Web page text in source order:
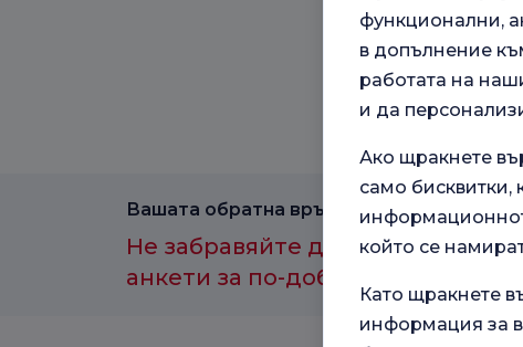
Вашата обратна връзка е важна за нас.
Не забравяйте да участвате в
анкети за по-добро здравно
функционални,
в допълнение
работата на
и да
Ако щракнете
само бисквитки,
който се
Като щракнете
информация за